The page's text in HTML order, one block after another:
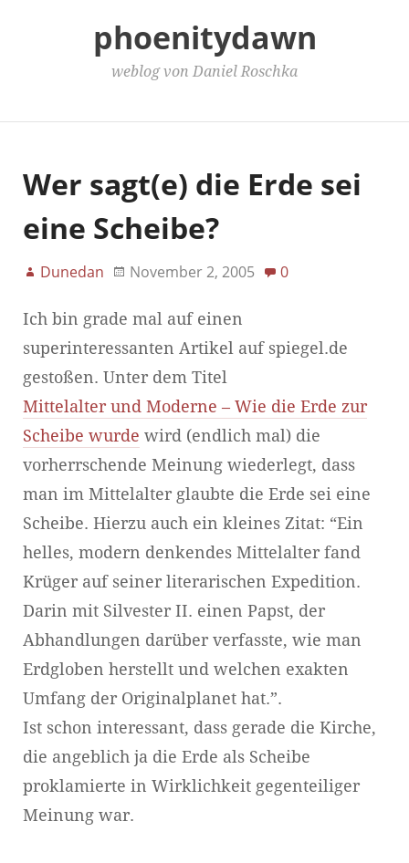
phoenitydawn
weblog von Daniel Roschka
Wer sagt(e) die Erde sei
eine Scheibe?
Dunedan November 2, 2005 0
Ich bin grade mal auf einen
superinteressanten Artikel auf spiegel.de
gestoßen. Unter dem Titel
Mittelalter und Moderne – Wie die Erde zur
Scheibe wurde wird (endlich mal) die
vorherrschende Meinung wiederlegt, dass
man im Mittelalter glaubte die Erde sei eine
Scheibe. Hierzu auch ein kleines Zitat: “Ein
helles, modern denkendes Mittelalter fand
Krüger auf seiner literarischen Expedition.
Darin mit Silvester II. einen Papst, der
Abhandlungen darüber verfasste, wie man
Erdgloben herstellt und welchen exakten
Umfang der Originalplanet hat.”.
Ist schon interessant, dass gerade die Kirche,
die angeblich ja die Erde als Scheibe
proklamierte in Wirklichkeit gegenteiliger
Meinung war.